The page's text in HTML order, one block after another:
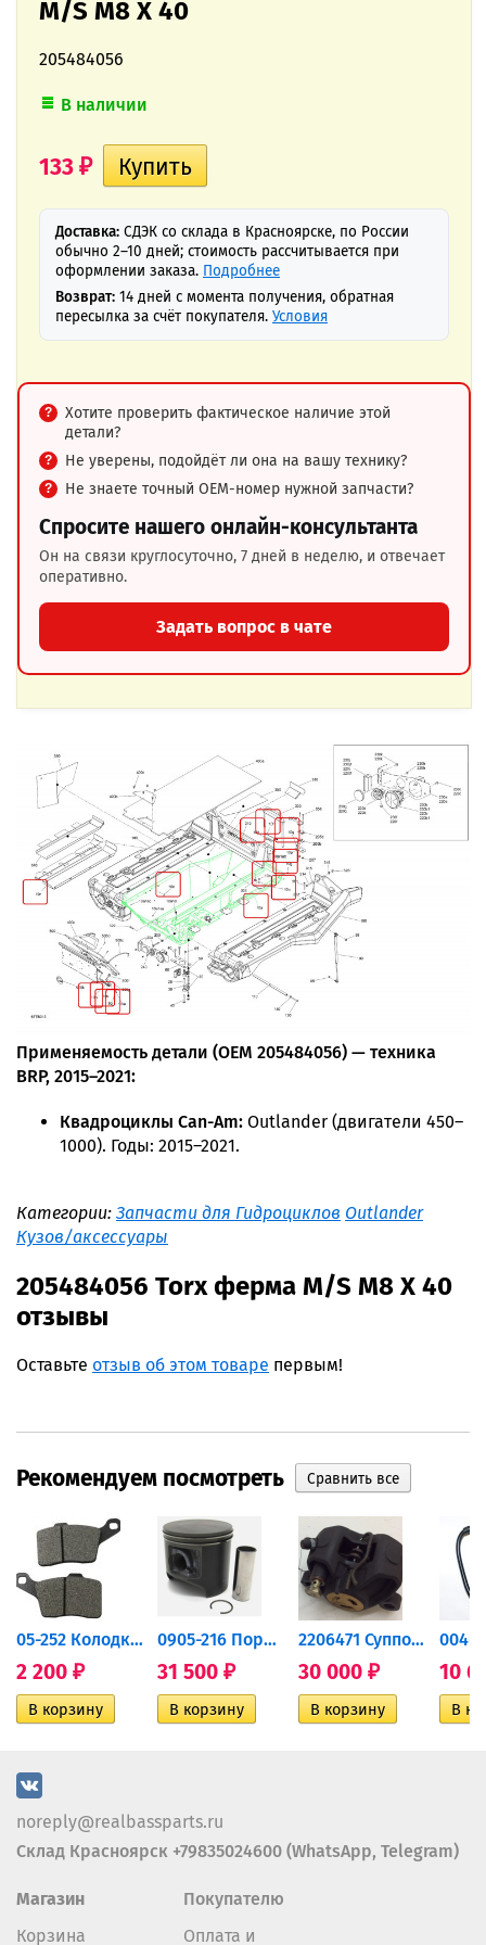
M/S M8 X 40
205484056
В наличии
133 ₽
Доставка: СДЭК со склада в Красноярске, по России
обычно 2–10 дней; стоимость рассчитывается при
оформлении заказа. Подробнее
Возврат: 14 дней с момента получения, обратная
пересылка за счёт покупателя. Условия
Хотите проверить фактическое наличие этой
детали?
Не уверены, подойдёт ли она на вашу технику?
Не знаете точный OEM-номер нужной запчасти?
Спросите нашего онлайн-консультанта
Он на связи круглосуточно, 7 дней в неделю, и отвечает
оперативно.
Задать вопрос в чате
Применяемость детали (OEM 205484056) — техника
BRP, 2015–2021:
Квадроциклы Can-Am: Outlander (двигатели 450–
1000). Годы: 2015–2021.
Категории: Запчасти для Гидроциклов Outlander
Кузов/аксессуары
205484056 Torx ферма M/S M8 X 40
отзывы
Оставьте отзыв об этом товаре первым!
Рекомендуем посмотреть
05-252 Колодки тормозные...
2 200 ₽
0905-216 Поршень Arctic Cat...
31 500 ₽
2206471 Суппорт тормозной...
30 000 ₽ 10
noreply@realbassparts.ru
Склад Красноярск +79835024600 (WhatsApp, Telegram)
Магазин
Корзина
Покупателю
Оплата и